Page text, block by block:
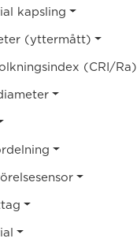
kapsling
(yttermått)
(CRI/Ra)